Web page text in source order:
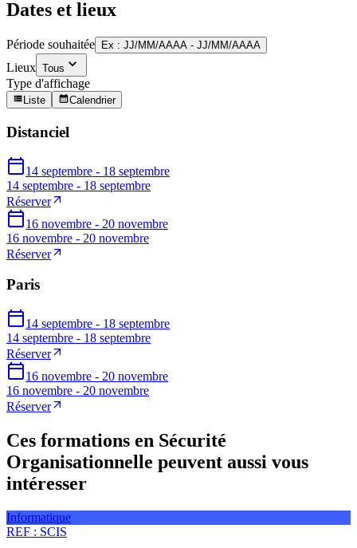
Dates et lieux
Période souhaitée Ex : JJ/MM/AAAA - JJ/MM/AAAA
Lieux Tous
Type d'affichage
Liste Calendrier
Distanciel
14 septembre - 18 septembre
14 septembre - 18 septembre
Réserver
16 novembre - 20 novembre
16 novembre - 20 novembre
Réserver
Paris
14 septembre - 18 septembre
14 septembre - 18 septembre
Réserver
16 novembre - 20 novembre
16 novembre - 20 novembre
Réserver
Ces formations en Sécurité
Organisationnelle peuvent aussi vous
intéresser
Informatique
REF : SCIS